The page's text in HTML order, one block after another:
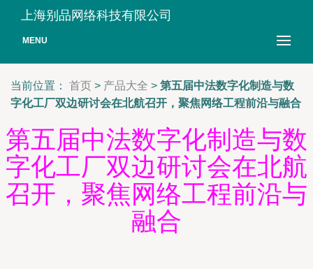
上海别品网络科技有限公司
MENU
当前位置： 首页 > 产品大全 > 第五届中法数字化制造与数
字化工厂双边研讨会在北航召开，聚焦网络工程前沿与融合
第五届中法数字化制造与数
字化工厂双边研讨会在北航
召开，聚焦网络工程前沿与
融合